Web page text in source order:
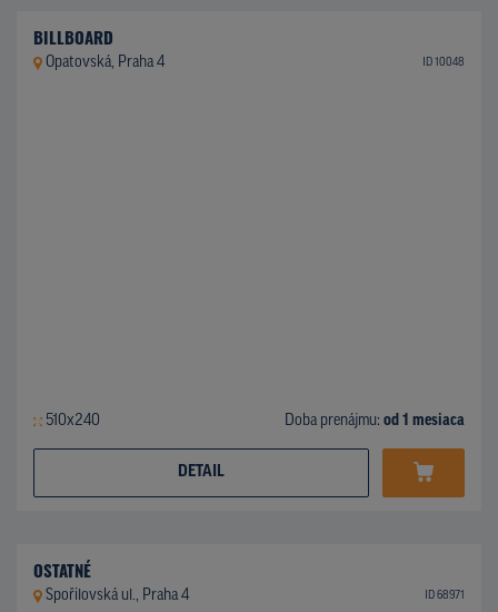
BILLBOARD
Opatovská, Praha 4 ID 10048
510x240 Doba prenájmu: od 1 mesiaca
DETAIL
OSTATNÉ
Spořilovská ul., Praha 4 ID 68971